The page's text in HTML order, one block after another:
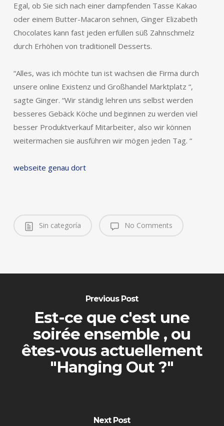
Egal, ob Sie sich nach einer dampfenden Tasse Kakao
oder einem Butter-Macaron sehnen, Ginger Elizabeth
Chocolates kann fast jeden erfüllen süß Zahnschmelz
durch Erhöhen von traditionell Desserts.
“Alles, was ich möchte tun ist wachsen die Firma durch
unsere online Existenz und Großhandel Marktplatz “,
sagte Ginger. “Wir ständig lehren uns selbst werden
besseres Gebäck Köche und beginnen zu werden viel
besser Produktverkauf Mitarbeiter, also wir können
weitermachen sie ausführen wir mögen jeden Tag. “
webseite genau dort
Sin categoría No Comments
Previous Post
Est-ce que c'est une
soirée ensemble , ou
êtes-vous actuellement
"Hanging Out ?"
Next Post